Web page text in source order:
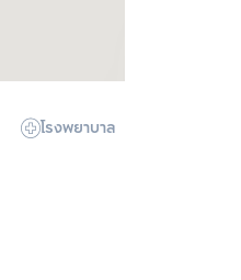
โรงพยาบาล